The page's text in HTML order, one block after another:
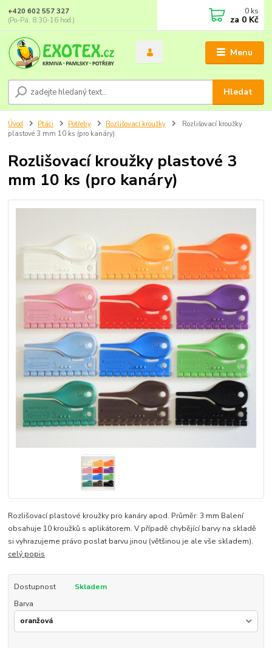
Menu
Hledat
+420 602 557 327
(Po-Pá, 8:30-16 hod.)
0 ks
za 0 Kč
Úvod Ptáci Potřeby Rozlišovací kroužky
Rozlišovací kroužky
plastové 3 mm 10 ks (pro kanáry)
Rozlišovací kroužky plastové 3
mm 10 ks (pro kanáry)
Rozlišovací plastové kroužky pro kanáry apod. Průměr: 3 mm Balení
obsahuje 10 kroužků s aplikátorem. V případě chybějící barvy na skladě
si vyhrazujeme právo poslat barvu jinou (většinou je ale vše skladem).
celý popis
Dostupnost
Skladem
Barva